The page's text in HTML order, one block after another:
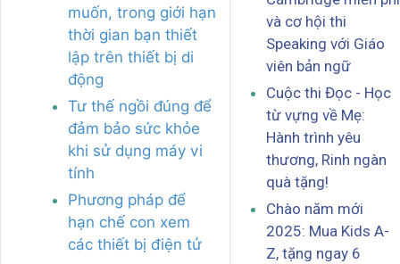
muốn, trong giới hạn
thời gian bạn thiết
lập trên thiết bị di
động
Tư thế ngồi đúng để
đảm bảo sức khỏe
khi sử dụng máy vi
tính
Phương pháp để
hạn chế con xem
các thiết bị điện tử
và cơ hội thi
Speaking với Giáo
viên bản ngữ
Cuộc thi Đọc - Học
từ vựng về Mẹ:
Hành trình yêu
thương, Rinh ngàn
quà tặng!
Chào năm mới
2025: Mua Kids A-
Z, tặng ngay 6